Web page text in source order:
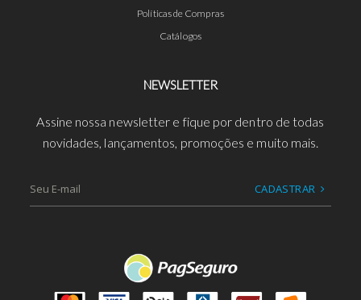
Políticas de Compras
Catálogos
NEWSLETTER
Assine nossa newsletter e fique por dentro de todas
novidades, lançamentos, promoções e muito mais.
CADASTRAR